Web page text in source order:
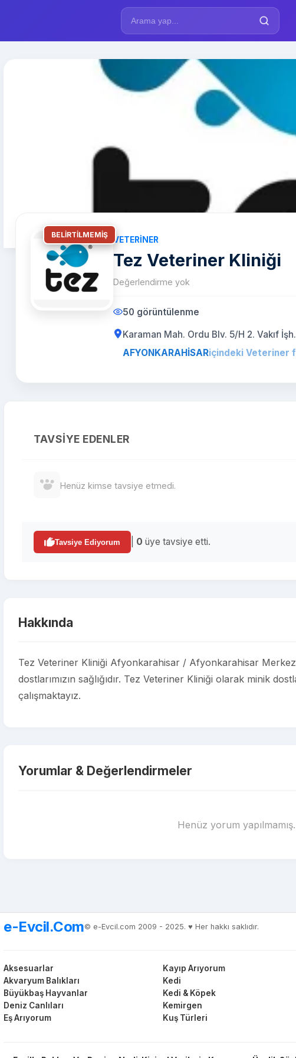
BELIRTILMEMIŞ
VETERINER
Tez Veteriner Kliniği
Değerlendirme yok
50 görüntülenme
Karaman Mah. Ordu Blv. 5/H 2. Vakıf
AFYONKARAHİSARiçindeki Veteriner
TAVSIYE EDENLER
Henüz kimse tavsiye etmedi.
Tavsiye Ediyorum 0 üye tavsiye etti.
Hakkında
Tez Veteriner Kliniği Afyonkarahisar / Afyonkarahisar
dostlarımızın sağlığıdır. Tez Veteriner Kliniği olarak minik
çalışmaktayız.
Yorumlar & Değerlendirmeler
Henüz yorum
e-Evcil.Com© e-Evcil.com 2009 - 2025. ♥️ Her hakkı saklıdır.
Aksesuarlar
Akvaryum Balıkları
Büyükbaş Hayvanlar
Deniz Canlıları
Eş Arıyorum
Kayıp Arıyorum
Kedi
Kedi & Köpek
Kemirgen
Kuş Türleri